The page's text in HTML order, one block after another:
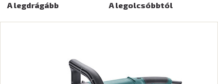
A legdrágább
A legolcsóbbtól